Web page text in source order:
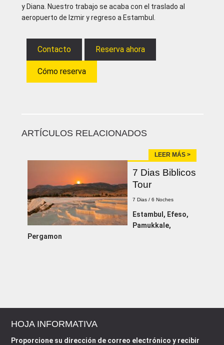
y Diana. Nuestro trabajo se acaba con el traslado al
aeropuerto de Izmir y regreso a Estambul.
Contacto Reserva ahora
Cómo reserva
ARTÍCULOS RELACIONADOS
LEER MÁS >
7 Dias Biblicos
Tour
7 Dias / 6 Noches
Estambul, Efeso,
Pamukkale,
Pergamon
HOJA INFORMATIVA
Proporcione su dirección de correo electrónico y recibir